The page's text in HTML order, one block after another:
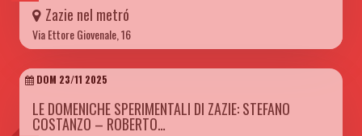
Zazie nel metró
Via Ettore Giovenale, 16
DOM 23/11 2025
LE DOMENICHE SPERIMENTALI DI ZAZIE: STEFANO
COSTANZO – ROBERTO…